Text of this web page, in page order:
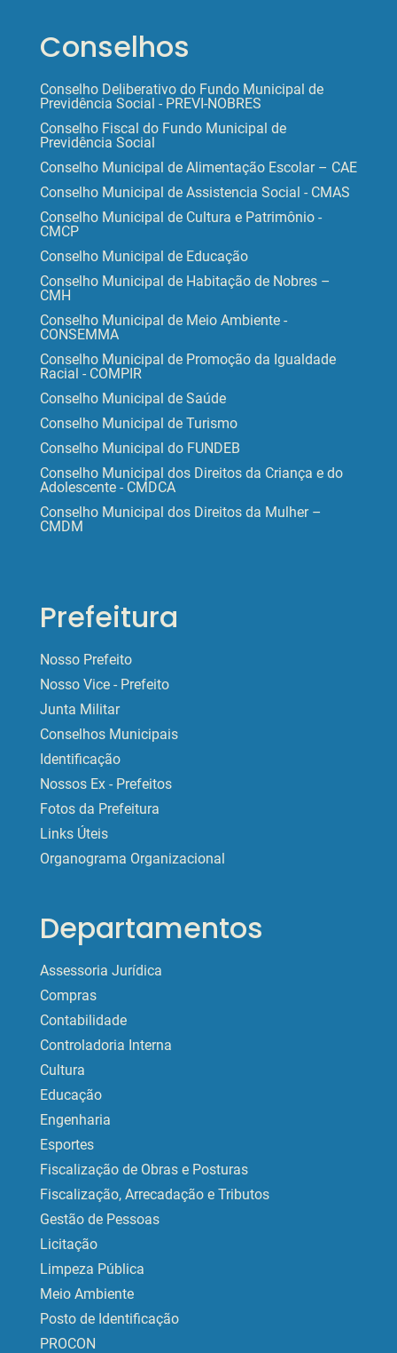
Conselhos
Conselho Deliberativo do Fundo Municipal de
Previdência Social - PREVI-NOBRES
Conselho Fiscal do Fundo Municipal de
Previdência Social
Conselho Municipal de Alimentação Escolar – CAE
Conselho Municipal de Assistencia Social - CMAS
Conselho Municipal de Cultura e Patrimônio -
CMCP
Conselho Municipal de Educação
Conselho Municipal de Habitação de Nobres –
CMH
Conselho Municipal de Meio Ambiente -
CONSEMMA
Conselho Municipal de Promoção da Igualdade
Racial - COMPIR
Conselho Municipal de Saúde
Conselho Municipal de Turismo
Conselho Municipal do FUNDEB
Conselho Municipal dos Direitos da Criança e do
Adolescente - CMDCA
Conselho Municipal dos Direitos da Mulher –
CMDM
Prefeitura
Nosso Prefeito
Nosso Vice - Prefeito
Junta Militar
Conselhos Municipais
Identificação
Nossos Ex - Prefeitos
Fotos da Prefeitura
Links Úteis
Organograma Organizacional
Departamentos
Assessoria Jurídica
Compras
Contabilidade
Controladoria Interna
Cultura
Educação
Engenharia
Esportes
Fiscalização de Obras e Posturas
Fiscalização, Arrecadação e Tributos
Gestão de Pessoas
Licitação
Limpeza Pública
Meio Ambiente
Posto de Identificação
PROCON